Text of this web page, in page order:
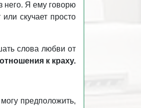
него. Я ему говорю
скучает просто
слова любви от
к краху.
предположить,